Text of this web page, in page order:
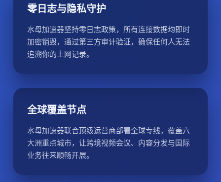
零日志与隐私守护
水母加速器坚持零日志政策，所有连接数据均即时
加密销毁，通过第三方审计验证，确保任何人无法
追溯你的上网记录。
全球覆盖节点
水母加速器联合顶级运营商部署全球专线，覆盖六
大洲重点城市，让跨境视频会议、内容分发与国际
业务往来顺畅开展。